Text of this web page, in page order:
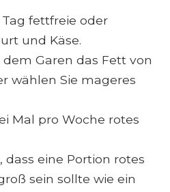
fettfreie oder
und Käse.
Garen das Fett von
wählen Sie mageres
Mal pro Woche rotes
dass eine Portion rotes
sein sollte wie ein